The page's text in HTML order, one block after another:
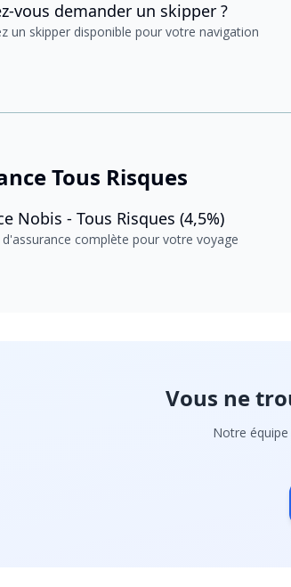
vous demander un skipper ?
un skipper disponible pour votre navigation
Tous Risques
Nobis - Tous Risques (4,5%)
complète pour votre voyage
Vous ne
Notre